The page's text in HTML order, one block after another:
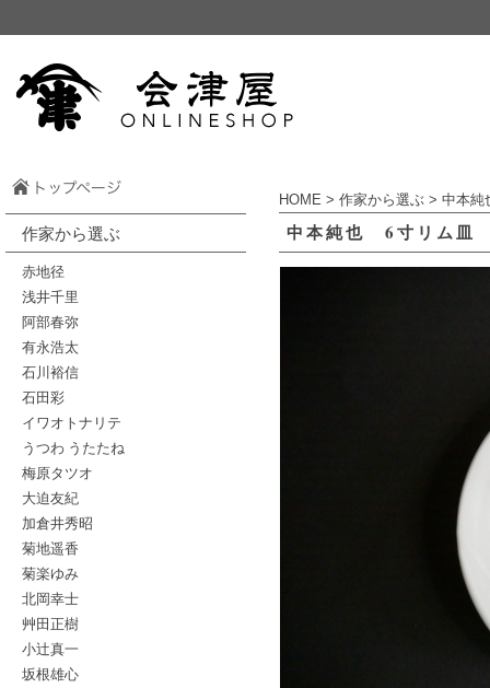
作家から選ぶ
赤地径
浅井千里
阿部春弥
有永浩太
石川裕信
石田彩
イワオトナリテ
うつわ うたたね
梅原タツオ
大迫友紀
加倉井秀昭
菊地遥香
菊楽ゆみ
北岡幸士
艸田正樹
小辻真一
坂根雄心
HOME > 作家から選ぶ > 中本純
中本純也 6寸リム皿